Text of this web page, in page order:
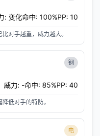
: 变化命中: 100%PP: 10
对手越重，威力越大。
钢
威力: -命中: 85%PP: 40
低对手的特防。
电